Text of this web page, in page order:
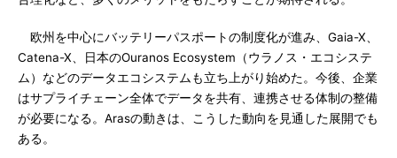
欧州を中心にバッテリーパスポートの制度化が進み、Gaia-X、
Catena-X、日本のOuranos Ecosystem（ウラノス・エコシステ
ム）などのデータエコシステムも立ち上がり始めた。今後、企業
はサプライチェーン全体でデータを共有、連携させる体制の整備
が必要になる。Arasの動きは、こうした動向を見通した展開でも
ある。